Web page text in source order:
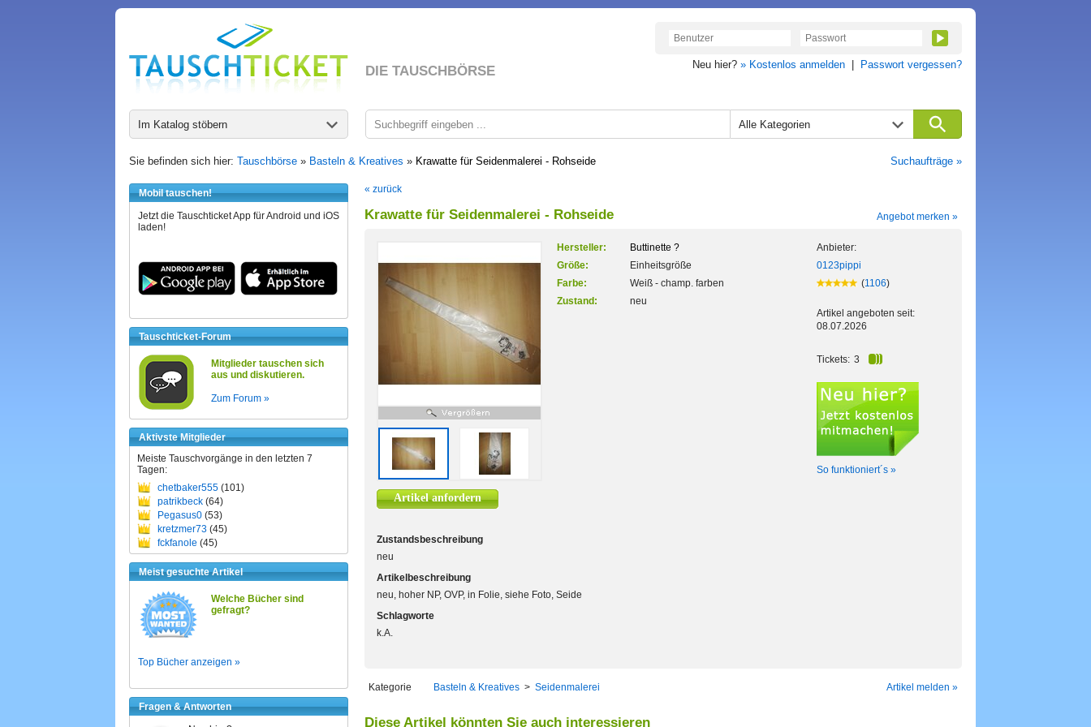
DIE TAUSCHBÖRSE Neu hier? » Kostenlos anmelden Passwort vergessen?
Im Katalog stöbern Alle Kategorien
Sie befinden sich hier: Tauschbörse » Basteln & Kreatives » Krawatte für Seidenmalerei - Rohseide Suchaufträge »
Mobil tauschen!
Jetzt die Tauschticket App für Android und iOS
laden!
Tauschticket-Forum
Mitglieder tauschen sich
aus und diskutieren.
Zum Forum »
Aktivste Mitglieder
Meiste Tauschvorgänge in den letzten 7
Tagen:
chetbaker555 (101)
patrikbeck (64)
Pegasus0 (53)
kretzmer73 (45)
fckfanole (45)
Meist gesuchte Artikel
Welche Bücher sind
gefragt?
Top Bücher anzeigen »
Fragen & Antworten
« zurück
Krawatte für Seidenmalerei - Rohseide Angebot merken »
Artikel anfordern
Hersteller:
Buttinette ?
Größe:
Einheitsgröße
Farbe:
Weiß - champ. farben
Zustand:
neu
Anbieter:
0123pippi
(1106)
Artikel angeboten seit:
08.07.2026
Tickets: 3
So funktioniert´s »
Zustandsbeschreibung
neu
Artikelbeschreibung
neu, hoher NP, OVP, in Folie, siehe Foto, Seide
Schlagworte
k.A.
Kategorie Basteln & Kreatives > Seidenmalerei Artikel melden »
Diese Artikel könnten Sie auch interessieren